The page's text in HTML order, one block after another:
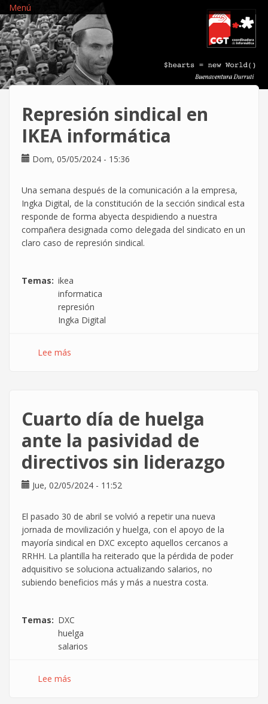
Pasar
al
contenido
principal
Menú
Represión sindical en
IKEA informática
Dom, 05/05/2024 - 15:36
Una semana después de la comunicación a la empresa,
Ingka Digital, de la constitución de la sección sindical esta
responde de forma abyecta despidiendo a nuestra
compañera designada como delegada del sindicato en un
claro caso de represión sindical.
Temas
ikea
informatica
represión
Ingka Digital
Lee más
informática
Cuarto día de huelga
ante la pasividad de
directivos sin liderazgo
Jue, 02/05/2024 - 11:52
El pasado 30 de abril se volvió a repetir una nueva
jornada de movilización y huelga, con el apoyo de la
mayoría sindical en DXC excepto aquellos cercanos a
RRHH. La plantilla ha reiterado que la pérdida de poder
adquisitivo se soluciona actualizando salarios, no
subiendo beneficios más y más a nuestra costa.
Temas
DXC
huelga
salarios
Lee más